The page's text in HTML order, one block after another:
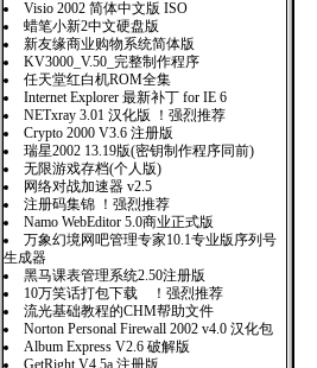
Visio 2002 简体中文版 ISO
蜡笔小新2中文硬盘版
新友缘商业购物系统简体版
KV3000_V.50_完整制作程序
任天堂红白机ROM全集
Internet Explorer 最新补丁 for IE 6
NETxray 3.01 汉化版 ！强烈推荐
Crypto 2000 V3.6 注册版
瑞星2002 13.19版(密钥制作程序同前)
无限游戏存档(个人版)
网络对战加速器 v2.5
注册码集锦 ！强烈推荐
Namo WebEditor 5.0商业正式版
万象幻境网吧管理专家10.1专业版序列号
生成器
黑马课表管理系统2.50注册版
10万笑话打包下载 ！强烈推荐
流光基础教程的CHM帮助文件
Norton Personal Firewall 2002 v4.0 汉化包
Album Express V2.6 破解版
GetRight V4.5a 注册版